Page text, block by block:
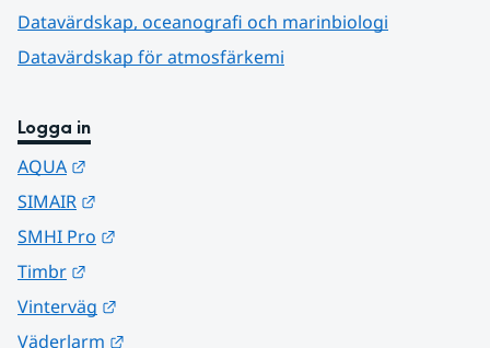
Datavärdskap, oceanografi och marinbiologi
Datavärdskap för atmosfärkemi
Logga in
AQUA
SIMAIR
SMHI Pro
Timbr
Vinterväg
Väderlarm